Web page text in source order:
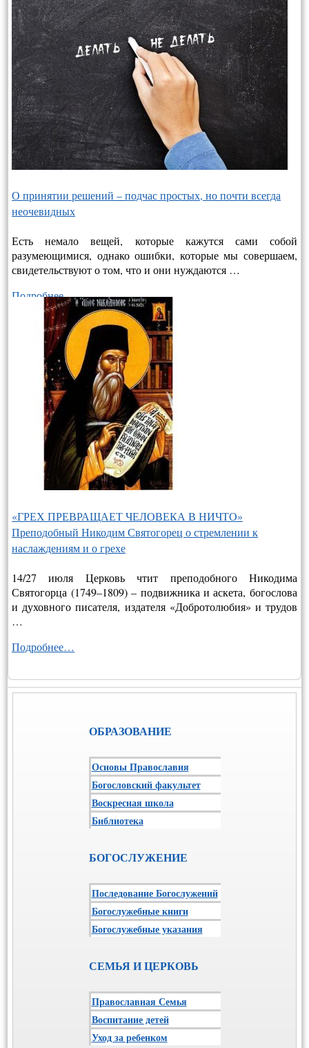
О принятии решений – подчас простых, но почти всегда
неочевидных
Есть немало вещей, которые кажутся сами собой
разумеющимися, однако ошибки, которые мы совершаем,
свидетельствуют о том, что и они нуждаются …
Подробнее…
«ГРЕХ ПРЕВРАЩАЕТ ЧЕЛОВЕКА В НИЧТО»
Преподобный Никодим Святогорец о стремлении к
наслаждениям и о грехе
14/27 июля Церковь чтит преподобного Никодима
Святогорца (1749–1809) – подвижника и аскета, богослова
и духовного писателя, издателя «Добротолюбия» и трудов
…
Подробнее…
ОБРАЗОВАНИЕ
Основы Православия
Богословский факультет
Воскресная школа
Библиотека
БОГОСЛУЖЕНИЕ
Последование Богослужений
Богослужебные книги
Богослужебные указания
СЕМЬЯ И ЦЕРКОВЬ
Православная Семья
Воспитание детей
Уход за ребенком